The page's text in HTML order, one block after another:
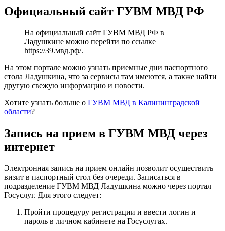
Официальный сайт ГУВМ МВД РФ
На официальный сайт ГУВМ МВД РФ в
Ладушкине можно перейти по ссылке
https://39.мвд.рф/.
На этом портале можно узнать приемные дни паспортного
стола Ладушкина, что за сервисы там имеются, а также найти
другую свежую информацию и новости.
Хотите узнать больше о ГУВМ МВД в Калининградской
области?
Запись на прием в ГУВМ МВД через
интернет
Электронная запись на прием онлайн позволит осуществить
визит в паспортный стол без очереди. Записаться в
подразделение ГУВМ МВД Ладушкина можно через портал
Госуслуг. Для этого следует:
Пройти процедуру регистрации и ввести логин и
пароль в личном кабинете на Госуслугах.